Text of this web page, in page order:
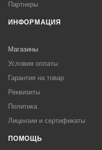
Партнеры
ИНФОРМАЦИЯ
Магазины
Условия оплаты
Гарантия на товар
Реквизиты
Политика
Лицензии и сертификаты
ПОМОЩЬ